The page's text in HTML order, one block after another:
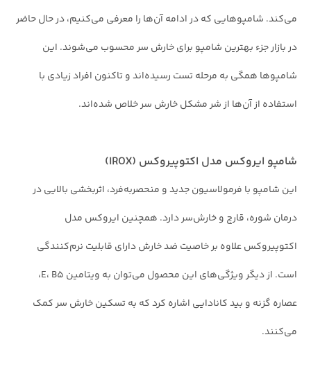
می‌کند. شامپوهایی که در ادامه آن‌ها را معرفی می‌کنیم، در حال حاضر
در بازار جزء بهترین شامپو برای خارش سر محسوب می‌شوند. این
شامپوها همگی به مرحله تست رسیده‌اند و تاکنون افراد زیادی با
استفاده از آ‌ن‌ها از شر مشکل خارش سر خلاص شده‌اند.
شامپو ایروکس مدل اکتوپیروکس (IROX)
این شامپو با فرمولاسیون جدید و منحصربه‌فرد، اثربخشی بالایی در
درمان شوره، قارچ و خارش‌سر دارد. همچنین ایروکس مدل
اکتوپیروکس علاوه بر خاصیت ضد خارش دارای قابلیت نرم‌کنندگی
است. از دیگر ویژگی‌های این محصول می‌توان به ویتامین E، B۵،
عصاره گزنه و بید کانادایی اشاره کرد که به تسکین خارش سر کمک
می‌کنند.